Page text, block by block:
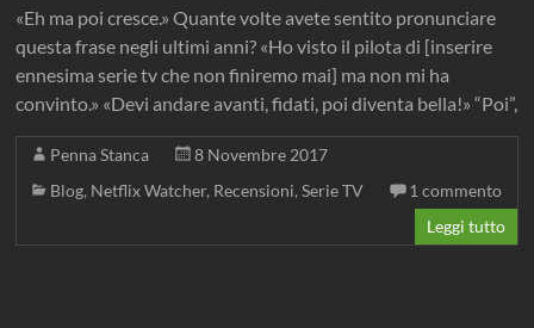
«Eh ma poi cresce.» Quante volte avete sentito pronunciare
questa frase negli ultimi anni? «Ho visto il pilota di [inserire
ennesima serie tv che non finiremo mai] ma non mi ha
convinto.» «Devi andare avanti, fidati, poi diventa bella!» “Poi”,
Penna Stanca
8 Novembre 2017
Blog, Netflix Watcher, Recensioni,Serie TV
1 commento
Leggi tutto